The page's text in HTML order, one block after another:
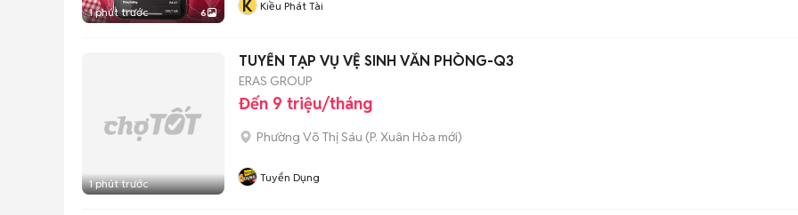
1 phút trước 6 K Kiều Phát Tài
1 phút trước
TUYỂN TẠP VỤ VỆ SINH VĂN PHÒNG-Q3
ERAS GROUP
Đến 9 triệu/tháng
Phường Võ Thị Sáu (P. Xuân Hòa mới)
Tuyển Dụng